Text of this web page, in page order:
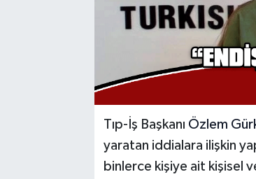
Tıp-İş Başkanı Özlem
yaratan iddialara ilişkin
binlerce kişiye ait kişisel